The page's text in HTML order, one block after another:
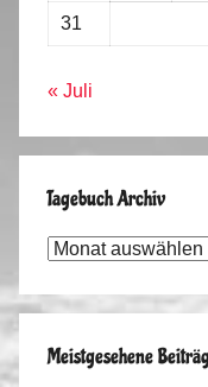
31
« Juli
Tagebuch Archiv
Tagebuch
Meistgesehene